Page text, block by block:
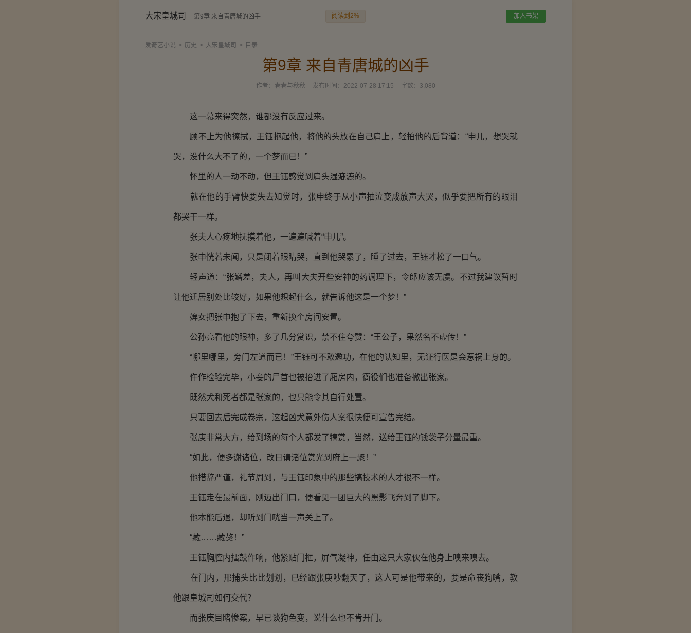
大宋皇城司 第9章 来自青唐城的凶手 阅读到2% 加入书架
爱奇艺小说 > 历史 > 大宋皇城司 > 目录
第9章 来自青唐城的凶手
作者： 春春与秋秋 发布时间： 2022-07-28 17:15 字数： 3,080
这一幕来得突然，谁都没有反应过来。
顾不上为他擦拭，王钰抱起他，将他的头放在自己肩上，轻拍他的后背道：“申儿，想哭就
哭，没什么大不了的，一个梦而已！”
怀里的人一动不动，但王钰感觉到肩头湿漉漉的。
就在他的手臂快要失去知觉时，张申终于从小声抽泣变成放声大哭，似乎要把所有的眼泪
都哭干一样。
张夫人心疼地抚摸着他，一遍遍喊着“申儿”。
张申恍若未闻，只是闭着眼睛哭，直到他哭累了，睡了过去，王钰才松了一口气。
轻声道：“张鳞差，夫人，再叫大夫开些安神的药调理下，令郎应该无虞。不过我建议暂时
让他迁居别处比较好，如果他想起什么，就告诉他这是一个梦！”
婢女把张申抱了下去，重新换个房间安置。
公孙亮看他的眼神，多了几分赏识，禁不住夸赞：“王公子，果然名不虚传！”
“哪里哪里，旁门左道而已！”王钰可不敢邀功，在他的认知里，无证行医是会惹祸上身的。
仵作检验完毕，小妾的尸首也被抬进了厢房内，衙役们也准备撤出张家。
既然犬和死者都是张家的，也只能令其自行处置。
只要回去后完成卷宗，这起凶犬意外伤人案很快便可宣告完结。
张庚非常大方，给到场的每个人都发了犒赏，当然，送给王钰的钱袋子分量最重。
“如此，便多谢诸位，改日请诸位赏光到府上一聚！”
他措辞严谨，礼节周到，与王钰印象中的那些搞技术的人才很不一样。
王钰走在最前面，刚迈出门口，便看见一团巨大的黑影飞奔到了脚下。
他本能后退，却听到门咣当一声关上了。
“藏……藏獒！”
王钰胸腔内擂鼓作响，他紧贴门框，屏气凝神，任由这只大家伙在他身上嗅来嗅去。
在门内，邢捕头比比划划，已经跟张庚吵翻天了，这人可是他带来的，要是命丧狗嘴，教
他跟皇城司如何交代？
而张庚目睹惨案，早已谈狗色变，说什么也不肯开门。